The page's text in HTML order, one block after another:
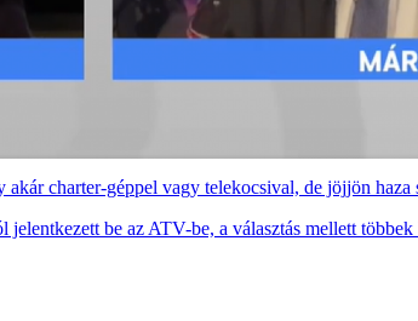
charter-géppel vagy telekocsival, de jöjjön haza
be az ATV-be, a választás mellett